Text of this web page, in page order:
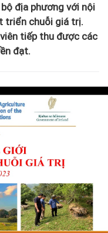
địa phương với nội
triển chuỗi giá trị.
tiếp thu được các
đạt.